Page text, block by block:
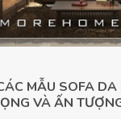
MẪU SOFA DA
VÀ ẤN